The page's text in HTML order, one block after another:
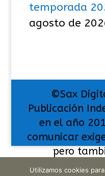
temporada
agosto de
©Sax
Publicación
en el año
comunicar
pero
Utilizamos cookies